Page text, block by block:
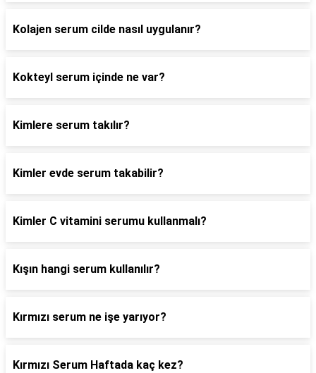
Kolajen serum cilde nasıl uygulanır?
Kokteyl serum içinde ne var?
Kimlere serum takılır?
Kimler evde serum takabilir?
Kimler C vitamini serumu kullanmalı?
Kışın hangi serum kullanılır?
Kırmızı serum ne işe yarıyor?
Kırmızı Serum Haftada kaç kez?